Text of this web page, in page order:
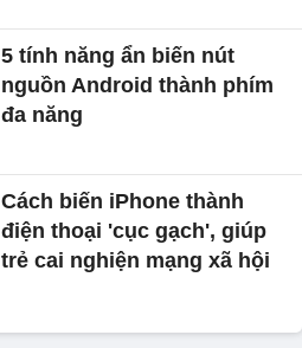
5 tính năng ẩn biến nút
nguồn Android thành phím
đa năng
Cách biến iPhone thành
điện thoại 'cục gạch', giúp
trẻ cai nghiện mạng xã hội